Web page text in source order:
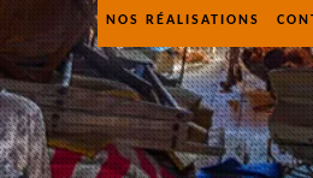
NOS RÉALISATIONS